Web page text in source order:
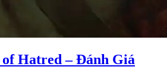
Hatred – Đánh Giá